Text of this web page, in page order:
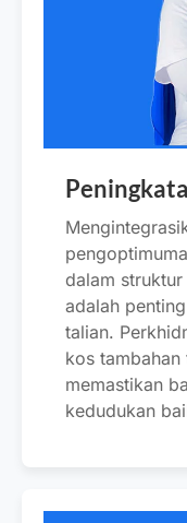
dalam
adalah
talian.
kos
memastikan
kedudukan